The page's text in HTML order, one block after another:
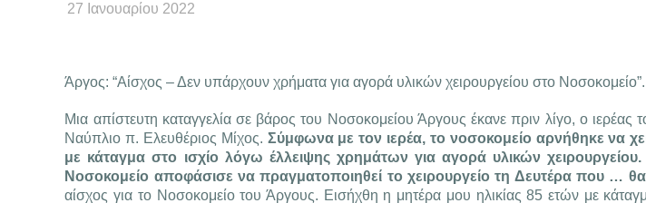
27 Ιανουαρίου 2022
Άργος: “Αίσχος – Δεν υπάρχουν χρήματα για αγορά υλικών χειρουργείου στο Νοσοκομείο”.
Μια απίστευτη καταγγελία σε βάρος του Νοσοκομείου Άργους έκανε πριν λίγο, ο ιερέας
Ναύπλιο π. Ελευθέριος Μίχος. Σύμφωνα με τον ιερέα, το νοσοκομείο αρνήθηκε να
με κάταγμα στο ισχίο λόγω έλλειψης χρημάτων για αγορά υλικών
Νοσοκομείο αποφάσισε να πραγματοποιηθεί το χειρουργείο τη Δευτέρα που …
αίσχος για το Νοσοκομείο του Άργους. Εισήχθη η μητέρα μου ηλικίας 85 ετών με